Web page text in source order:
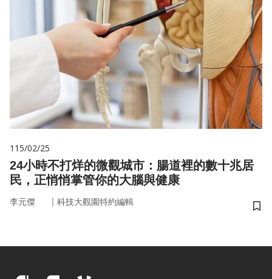
115/02/25
24小時不打烊的微觀城市：腸道裡的數十兆居
民，正悄悄掌管你的大腦與健康
李元傑 ｜ 科技大觀園特約編輯
儲